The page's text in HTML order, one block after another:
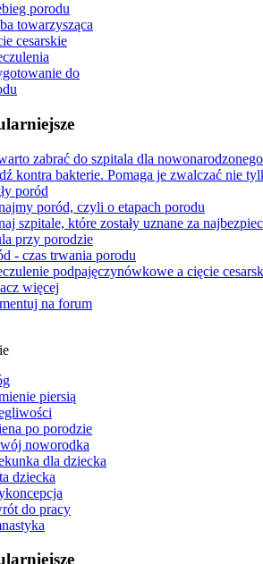
porodu
towarzysząca
cesarskie
do
zabrać do szpitala dla
kontra bakterie. Pomaga je zwalczać nie
poród
poród, czyli o etapach porodu
szpitale, które zostały uznane za
przy porodzie
- czas trwania porodu
podpajęczynówkowe a cięcie
więcej
na forum
piersią
po porodzie
noworodka
dla dziecka
dziecka
do pracy